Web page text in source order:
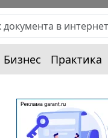
Бизнес Практика